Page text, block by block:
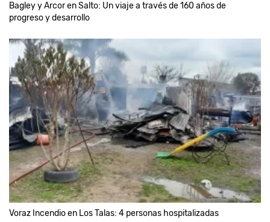
Bagley y Arcor en Salto: Un viaje a través de 160 años de
progreso y desarrollo
Voraz Incendio en Los Talas: 4 personas hospitalizadas